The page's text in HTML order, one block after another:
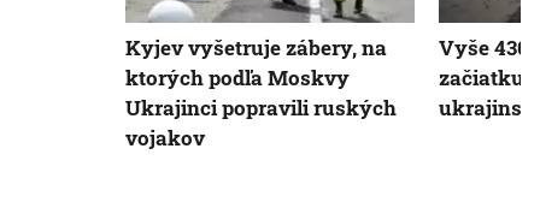
Kyjev vyšetruje zábery, na
ktorých podľa Moskvy
Ukrajinci popravili ruských
vojakov
Vyše 430
začiatku